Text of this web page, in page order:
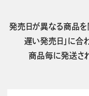
発売日が異なる商品を
遅い発売日」に合
商品毎に発送さ